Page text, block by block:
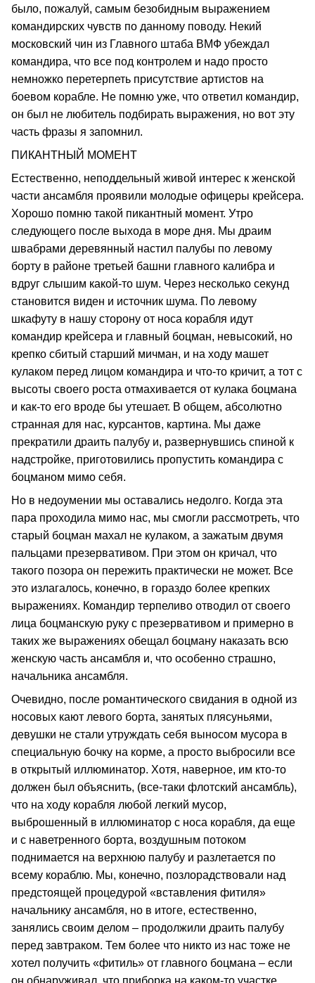
было, пожалуй, самым безобидным выражением
командирских чувств по данному поводу. Некий
московский чин из Главного штаба ВМФ убеждал
командира, что все под контролем и надо просто
немножко перетерпеть присутствие артистов на
боевом корабле. Не помню уже, что ответил командир,
он был не любитель подбирать выражения, но вот эту
часть фразы я запомнил.
ПИКАНТНЫЙ МОМЕНТ
Естественно, неподдельный живой интерес к женской
части ансамбля проявили молодые офицеры крейсера.
Хорошо помню такой пикантный момент. Утро
следующего после выхода в море дня. Мы драим
швабрами деревянный настил палубы по левому
борту в районе третьей башни главного калибра и
вдруг слышим какой-то шум. Через несколько секунд
становится виден и источник шума. По левому
шкафуту в нашу сторону от носа корабля идут
командир крейсера и главный боцман, невысокий, но
крепко сбитый старший мичман, и на ходу машет
кулаком перед лицом командира и что-то кричит, а тот с
высоты своего роста отмахивается от кулака боцмана
и как-то его вроде бы утешает. В общем, абсолютно
странная для нас, курсантов, картина. Мы даже
прекратили драить палубу и, развернувшись спиной к
надстройке, приготовились пропустить командира с
боцманом мимо себя.
Но в недоумении мы оставались недолго. Когда эта
пара проходила мимо нас, мы смогли рассмотреть, что
старый боцман махал не кулаком, а зажатым двумя
пальцами презервативом. При этом он кричал, что
такого позора он пережить практически не может. Все
это излагалось, конечно, в гораздо более крепких
выражениях. Командир терпеливо отводил от своего
лица боцманскую руку с презервативом и примерно в
таких же выражениях обещал боцману наказать всю
женскую часть ансамбля и, что особенно страшно,
начальника ансамбля.
Очевидно, после романтического свидания в одной из
носовых кают левого борта, занятых плясуньями,
девушки не стали утруждать себя выносом мусора в
специальную бочку на корме, а просто выбросили все
в открытый иллюминатор. Хотя, наверное, им кто-то
должен был объяснить, (все-таки флотский ансамбль),
что на ходу корабля любой легкий мусор,
выброшенный в иллюминатор с носа корабля, да еще
и с наветренного борта, воздушным потоком
поднимается на верхнюю палубу и разлетается по
всему кораблю. Мы, конечно, позлорадствовали над
предстоящей процедурой «вставления фитиля»
начальнику ансамбля, но в итоге, естественно,
занялись своим делом – продолжили драить палубу
перед завтраком. Тем более что никто из нас тоже не
хотел получить «фитиль» от главного боцмана – если
он обнаруживал, что приборка на каком-то участке